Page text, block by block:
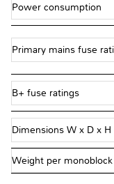
Power consumption
Primary mains fuse
B+ fuse ratings
Dimensions W x D x H
Weight per monoblock